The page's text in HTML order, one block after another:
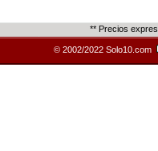
** Precios
© 2002/2022 Solo10.com